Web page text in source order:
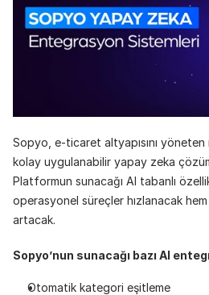
Sopyo, e-ticaret altyapısını
kolay uygulanabilir yapay zeka
Platformun sunacağı AI tabanlı
operasyonel süreçler hızlanacak
artacak.
Sopyo’nun sunacağı bazı AI
Otomatik kategori eşitleme